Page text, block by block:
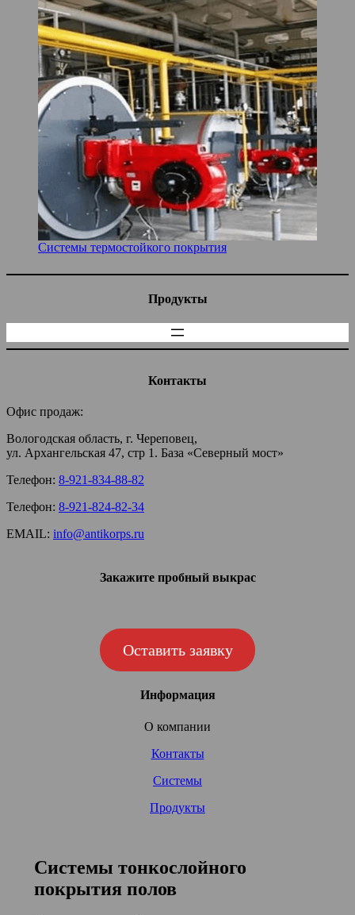
Системы термостойкого покрытия
Продукты
Контакты
Офис продаж:
Вологодская область, г. Череповец,
ул. Архангельская 47, стр 1. База «Северный мост»
Телефон: 8-921-834-88-82
Телефон: 8-921-824-82-34
EMAIL: info@antikorps.ru
Закажите пробный выкрас
Оставить заявку
Информация
О компании
Контакты
Системы
Продукты
Системы тонкослойного
покрытия полов